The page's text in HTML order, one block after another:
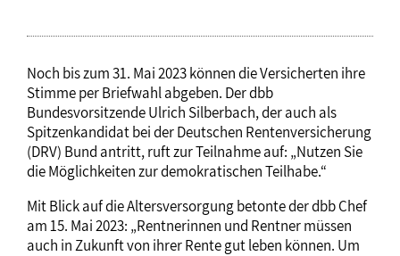
Noch bis zum 31. Mai 2023 können die Versicherten ihre
Stimme per Briefwahl abgeben. Der dbb
Bundesvorsitzende Ulrich Silberbach, der auch als
Spitzenkandidat bei der Deutschen Rentenversicherung
(DRV) Bund antritt, ruft zur Teilnahme auf: „Nutzen Sie
die Möglichkeiten zur demokratischen Teilhabe.“
Mit Blick auf die Altersversorgung betonte der dbb Chef
am 15. Mai 2023: „Rentnerinnen und Rentner müssen
auch in Zukunft von ihrer Rente gut leben können. Um